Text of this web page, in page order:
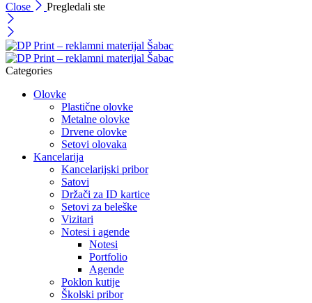
Close Pregledali ste
Categories
Olovke
Plastične olovke
Metalne olovke
Drvene olovke
Setovi olovaka
Kancelarija
Kancelarijski pribor
Satovi
Držači za ID kartice
Setovi za beleške
Vizitari
Notesi i agende
Notesi
Portfolio
Agende
Poklon kutije
Školski pribor